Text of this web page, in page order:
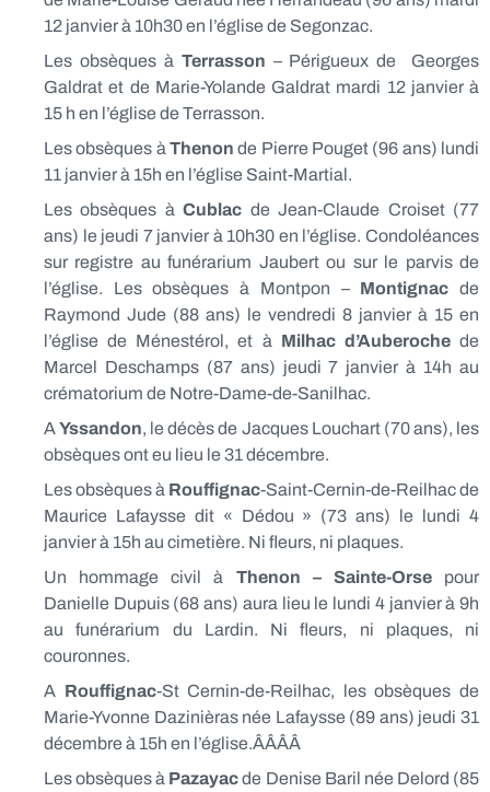
12 janvier à 10h30 en l’église de Segonzac.
Les obsèques à Terrasson – Périgueux de Georges
Galdrat et de Marie-Yolande Galdrat mardi 12 janvier à
15 h en l’église de Terrasson.
Les obsèques à Thenon de Pierre Pouget (96 ans) lundi
11 janvier à 15h en l’église Saint-Martial.
Les obsèques àCublac de Jean-Claude Croiset (77
ans) le jeudi 7 janvier à 10h30 en l’église. Condoléances
sur registre au funérarium Jaubert ou sur le parvis de
l’église. Les obsèques à Montpon – Montignac de
Raymond Jude (88 ans) le vendredi 8 janvier à 15 en
l’église de Ménestérol, et à Milhac d’Auberochede
Marcel Deschamps (87 ans) jeudi 7 janvier à 14h au
crématorium de Notre-Dame-de-Sanilhac.
AYssandon, le décès de Jacques Louchart (70 ans), les
obsèques ont eu lieu le 31 décembre.
Les obsèques à Rouffignac-Saint-Cernin-de-Reilhac de
Maurice Lafaysse dit « Dédou » (73 ans) le lundi 4
janvier à 15h au cimetière. Ni fleurs, ni plaques.
Un hommage civil à Thenon – Sainte-Orsepour
Danielle Dupuis (68 ans) aura lieu le lundi 4 janvier à 9h
au funérarium du Lardin. Ni fleurs, ni plaques, ni
couronnes.
A Rouffignac-St Cernin-de-Reilhac, les obsèques de
Marie-Yvonne Dazinièras née Lafaysse (89 ans) jeudi 31
décembre à 15h en l’église.ÂÂÂÂ
Les obsèques à Pazayacde Denise Baril née Delord (85